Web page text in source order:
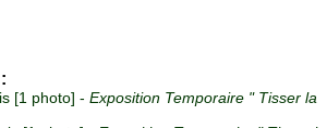
[1 photo] - Exposition Temporaire " Tisser la